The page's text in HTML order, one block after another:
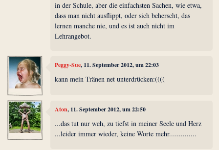
in der Schule, aber die einfachsten Sachen, wie etwa,
dass man nicht ausflippt, oder sich beherscht, das
lernen manche nie, und es ist auch nicht im
Lehrangebot.
Peggy-Sue, 11. September 2012, um 22:03
kann mein Tränen net unterdrücken:((((
Aton, 11. September 2012, um 22:50
...das tut nur weh, zu tiefst in meiner Seele und Herz
...leider immer wieder, keine Worte mehr..............